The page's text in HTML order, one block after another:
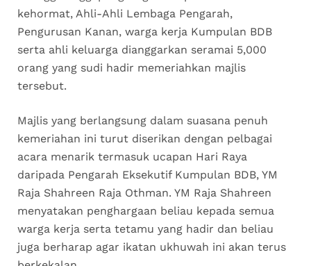
kehormat, Ahli-Ahli Lembaga Pengarah,
Pengurusan Kanan, warga kerja Kumpulan BDB
serta ahli keluarga dianggarkan seramai 5,000
orang yang sudi hadir memeriahkan majlis
tersebut.
Majlis yang berlangsung dalam suasana penuh
kemeriahan ini turut diserikan dengan pelbagai
acara menarik termasuk ucapan Hari Raya
daripada Pengarah Eksekutif Kumpulan BDB, YM
Raja Shahreen Raja Othman. YM Raja Shahreen
menyatakan penghargaan beliau kepada semua
warga kerja serta tetamu yang hadir dan beliau
juga berharap agar ikatan ukhuwah ini akan terus